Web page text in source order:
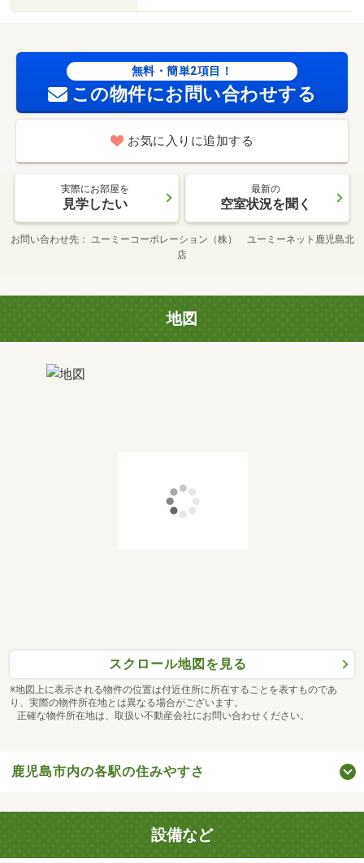
無料・簡単2項目！
この物件にお問い合わせする
お気に入りに追加する
実際にお部屋を
見学したい
最新の
空室状況を聞く
お問い合わせ先
ユーミーコーポレーション（株） ユーミーネット鹿児島北
店
地図
スクロール地図を見る
※地図上に表示される物件の位置は付近住所に所在することを表すものであ
り、実際の物件所在地とは異なる場合がございます。
正確な物件所在地は、取扱い不動産会社にお問い合わせください。
鹿児島市内の各駅の住みやすさ
設備など